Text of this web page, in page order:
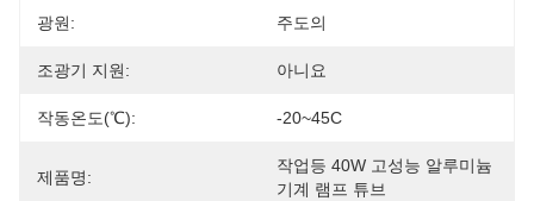
광원: 주도의
조광기 지원: 아니요
작동온도(℃): -20~45C
제품명:
작업등 40W 고성능 알루미늄
기계 램프 튜브